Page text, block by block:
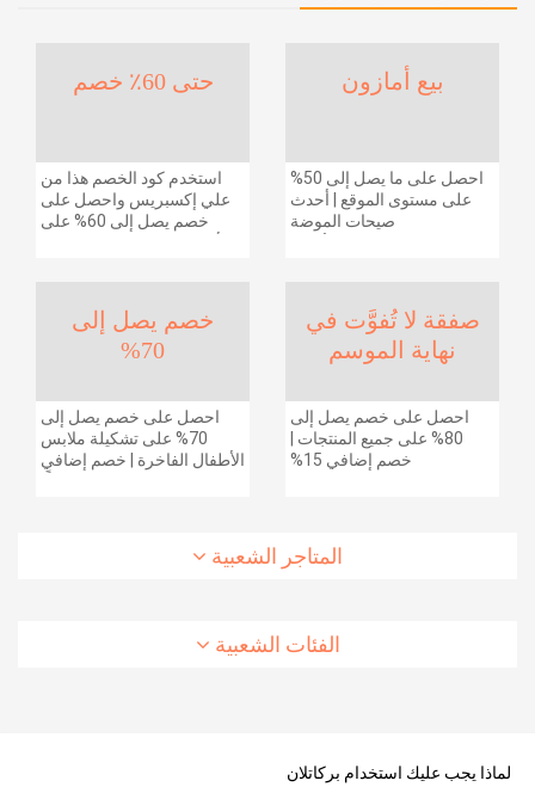
حتى 60٪ خصم
استخدم كود الخصم هذا من
علي إكسبريس واحصل على
خصم يصل إلى 60% على
الطلبات التي تزيد قيمتها عن
1425 ريالًا سعوديًا | شحن مج
بيع أمازون
احصل على ما يصل إلى 50%
على مستوى الموقع | أحدث
صيحات الموضة
خصم يصل إلى
70%
احصل على خصم يصل إلى
70% على تشكيلة ملابس
الأطفال الفاخرة | خصم إضافي
صفقة لا تُفوَّت في
نهاية الموسم
احصل على خصم يصل إلى
80% على جميع المنتجات |
خصم إضافي 15%
المتاجر الشعبية
الفئات الشعبية
لماذا يجب عليك استخدام بركاتلان